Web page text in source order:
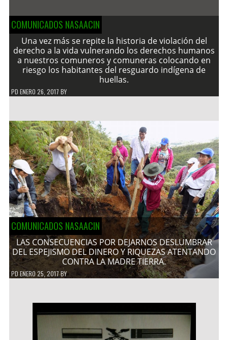
COMUNICADOS NASAACIN
Una vez más se repite la historia de violación del
derecho a la vida vulnerando los derechos humanos
a nuestros comuneros y comuneras colocando en
riesgo los habitantes del resguardo indígena de
huellas.
PD ENERO 26, 2017 BY
COMUNICADOS NASAACIN
LAS CONSECUENCIAS POR DEJARNOS DESLUMBRAR
DEL ESPEJISMO DEL DINERO Y RIQUEZAS ATENTANDO
CONTRA LA MADRE TIERRA.
PDENERO 25, 2017BY